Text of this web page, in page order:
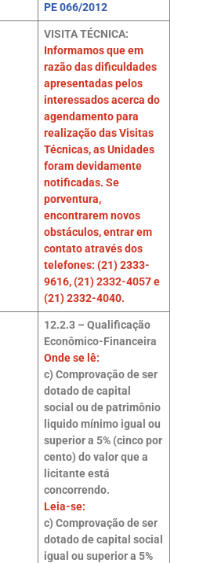
PE 066/2012
VISITA TÉCNICA:
Informamos que em
razão das dificuldades
apresentadas pelos
interessados acerca do
agendamento para
realização das Visitas
Técnicas, as Unidades
foram devidamente
notificadas. Se
porventura,
encontrarem novos
obstáculos, entrar em
contato através dos
telefones: (21) 2333-
9616, (21) 2332-4057 e
(21) 2332-4040.
12.2.3 – Qualificação
Econômico-Financeira
Onde se lê:
c) Comprovação de ser
dotado de capital
social ou de patrimônio
liquido mínimo igual ou
superior a 5% (cinco por
cento) do valor que a
licitante está
concorrendo.
Leia-se:
c) Comprovação de ser
dotado de capital social
igual ou superior a 5%